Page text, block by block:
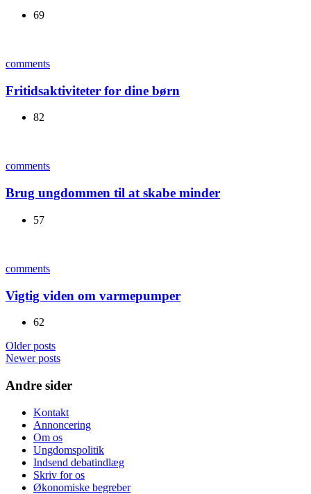
69
comments
Fritidsaktiviteter for dine børn
82
comments
Brug ungdommen til at skabe minder
57
comments
Vigtig viden om varmepumper
62
Older posts
Newer posts
Andre sider
Kontakt
Annoncering
Om os
Ungdomspolitik
Indsend debatindlæg
Skriv for os
Økonomiske begreber